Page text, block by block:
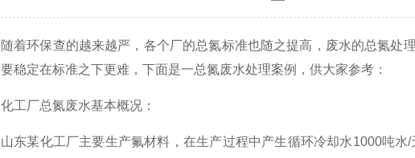
随着环保查的越来越严，各个厂的总氮标准也随之提高，废水的总氮处
要稳定在标准之下更难，下面是一总氮废水处理案例，供大家参考：
化工厂总氮废水基本概况：
山东某化工厂主要生产氟材料，在生产过程中产生循环冷却水1000吨水